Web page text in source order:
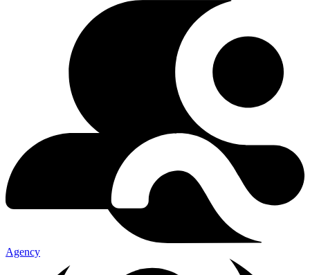
Agency